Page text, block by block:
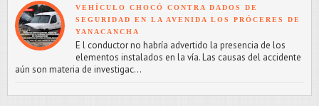
VEHÍCULO CHOCÓ CONTRA DADOS DE
SEGURIDAD EN LA AVENIDA LOS PRÓCERES DE
YANACANCHA
E l conductor no habría advertido la presencia de los
elementos instalados en la vía. Las causas del accidente
aún son materia de investigac...